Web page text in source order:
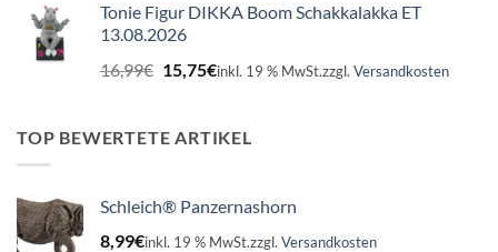
Tonie Figur DIKKA Boom Schakkalakka ET
13.08.2026
16,99€ Ursprünglicher
Preis
16,99€
15,75€Aktueller
15,75€.
inkl. 19 % MwSt.zzgl. Versandkosten
TOP BEWERTETE ARTIKEL
Schleich® Panzernashorn
8,99€inkl. 19 % MwSt.zzgl. Versandkosten